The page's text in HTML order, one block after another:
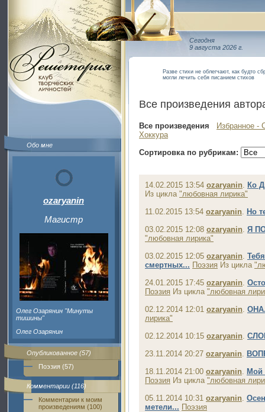
Обо мне
ozaryanin
Магистр
Олег Озарянин "Минуты
тишины"
Олег Озарянин
Опубликованное (57)
Поэзия (57)
Комментарии (116)
Комментарии к моим
произведениям (100)
Сегодня
9 августа 2026 г.
Разве стихи не облегчают, как будто
могли лечить себя писанием стихов
Все произведения
Все произведения
Избранное -
Хоккура
Сортировка по рубрикам:
14.02.2015 13:54 ozaryanin. Ко
Из цикла "любовная лирика"
11.02.2015 13:54 ozaryanin. Но
03.02.2015 12:08 ozaryanin. Я
"любовная лирика"
03.02.2015 12:05 ozaryanin.
смертных... Поэзия Из цикла
24.01.2015 17:45 ozaryanin.
Поэзия Из цикла "любовная
02.12.2014 12:01 ozaryanin.
лирика"
02.12.2014 10:15 ozaryanin.
23.11.2014 20:27 ozaryanin.
18.11.2014 21:00 ozaryanin. Мой
Поэзия Из цикла "любовная
05.11.2014 10:31 ozaryanin.
метели... Поэзия